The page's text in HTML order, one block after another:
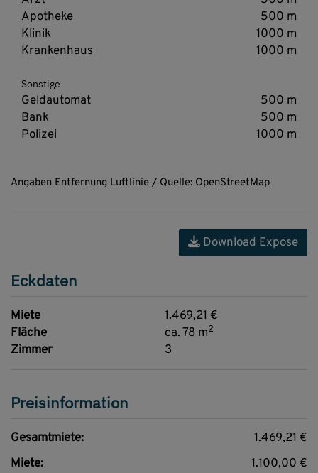
Apotheke
500 m
Klinik
1000 m
Krankenhaus
1000 m
Sonstige
Geldautomat
500 m
Bank
500 m
Polizei
1000 m
Angaben Entfernung Luftlinie / Quelle: OpenStreetMap
Download Expose
Eckdaten
Miete
1.469,21 €
Fläche
ca. 78 m2
Zimmer 3
Preisinformation
Gesamtmiete:
1.469,21 €
Miete:
1.100,00 €